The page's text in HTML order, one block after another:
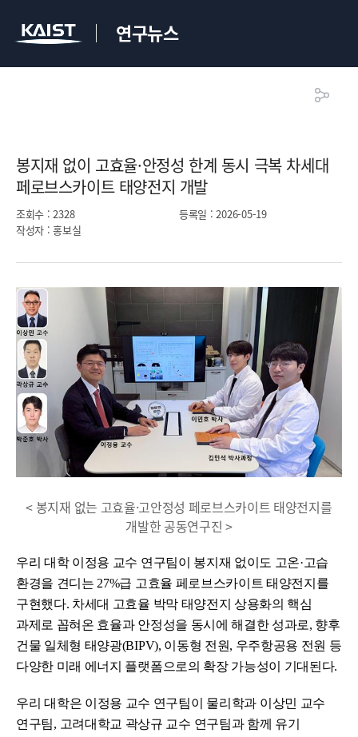
연구뉴스
봉지재 없이 고효율·안정성 한계 동시 극복 차세대
페로브스카이트 태양전지 개발​
조회수 : 2328 등록일 : 2026-05-19
작성자 : 홍보실
< 봉지재 없는 고효율·고안정성 페로브스카이트 태양전지를
개발한 공동연구진 >
우리 대학 이정용 교수 연구팀이 봉지재 없이도 고온·고습
환경을 견디는 27%급 고효율 페로브스카이트 태양전지를
구현했다. 차세대 고효율 박막 태양전지 상용화의 핵심
과제로 꼽혀온 효율과 안정성을 동시에 해결한 성과로, 향후
건물 일체형 태양광(BIPV), 이동형 전원, 우주항공용 전원 등
다양한 미래 에너지 플랫폼으로의 확장 가능성이 기대된다.
우리 대학은 이정용 교수 연구팀이 물리학과 이상민 교수
연구팀, 고려대학교 곽상규 교수 연구팀과 함께 유기